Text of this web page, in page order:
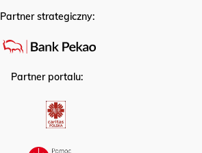
Partner strategiczny:
Partner portalu: